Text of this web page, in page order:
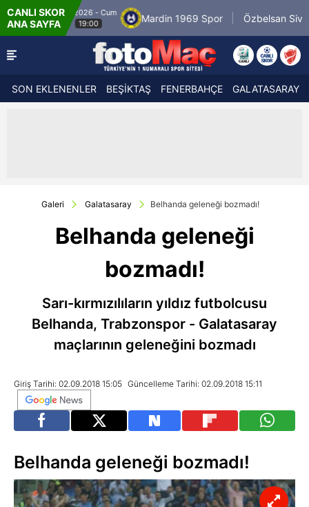
CANLI SKOR
ANA SAYFA
8.8.2026 - Cum
19:00
Mardin 1969 Spor Özbelsan Sivasspor
SON EKLENENLER BEŞİKTAŞ FENERBAHÇE GALATASARAY
Galeri Galatasaray Belhanda geleneği bozmadı!
Belhanda geleneği
bozmadı!
Sarı-kırmızılıların yıldız futbolcusu
Belhanda, Trabzonspor - Galatasaray
maçlarının geleneğini bozmadı
Giriş Tarihi: 02.09.2018 15:05 Güncelleme Tarihi: 02.09.2018 15:11
Belhanda geleneği bozmadı!